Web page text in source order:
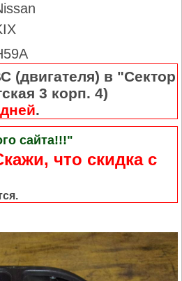
(двигателя) в "Сектор
3 корп. 4)
.
сайта!!!"
что скидка с